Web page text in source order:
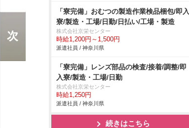
「寮完備」おむつの製造作業検品梱包/即入
寮/製造・工場/日勤/日払い/工場・製造
株式会社京栄センター
時給1,200円～1,500円
派遣社員 / 神奈川県
「寮完備」レンズ部品の検査/接着/調整/即
入寮/製造・工場/日勤
株式会社京栄センター
時給1,250円
派遣社員 / 神奈川県
続きはこちら